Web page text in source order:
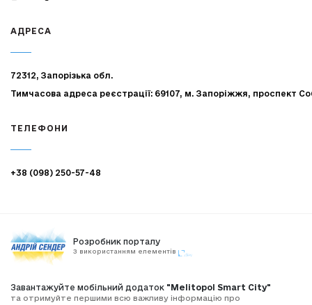
АДРЕСА
72312, Запорізька обл.
Тимчасова адреса реєстрації: 69107, м. Запоріжжя, проспект
ТЕЛЕФОНИ
+38 (098) 250-57-48
Розробник порталу
З використанням елементів
Завантажуйте мобільний додаток "Melitopol Smart City"
та отримуйте першими всю важливу інформацію про